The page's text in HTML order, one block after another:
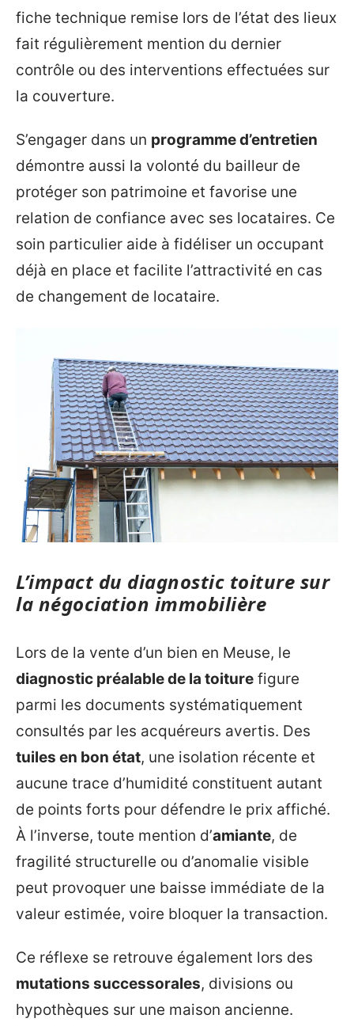
fiche technique remise lors de l’état des lieux
fait régulièrement mention du dernier
contrôle ou des interventions effectuées sur
la couverture.
S’engager dans un programme d’entretien
démontre aussi la volonté du bailleur de
protéger son patrimoine et favorise une
relation de confiance avec ses locataires. Ce
soin particulier aide à fidéliser un occupant
déjà en place et facilite l’attractivité en cas
de changement de locataire.
L’impact du diagnostic toiture sur
la négociation immobilière
Lors de la vente d’un bien en Meuse, le
diagnostic préalable de la toiture figure
parmi les documents systématiquement
consultés par les acquéreurs avertis. Des
tuiles en bon état, une isolation récente et
aucune trace d’humidité constituent autant
de points forts pour défendre le prix affiché.
À l’inverse, toute mention d’amiante, de
fragilité structurelle ou d’anomalie visible
peut provoquer une baisse immédiate de la
valeur estimée, voire bloquer la transaction.
Ce réflexe se retrouve également lors des
mutations successorales, divisions ou
hypothèques sur une maison ancienne.